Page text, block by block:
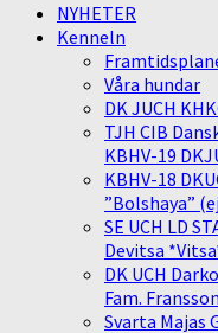
NYHETER
Kenneln
Våra hundar
DK JUCH
TJH CIB
KBHV-19
KBHV-18
”Bolshaya”
SE UCH LD
Devitsa
DK UCH
Fam. Fransson
Svarta Majas